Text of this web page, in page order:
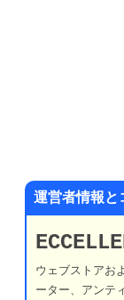
運営者情報と
ウェブストアお
ーター、アンテ